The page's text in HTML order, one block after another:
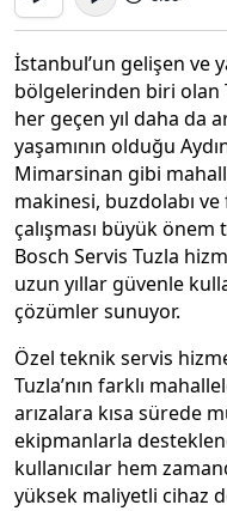
İstanbul’un gelişen ve
bölgelerinden biri olan
her geçen yıl daha da
yaşamının olduğu
Mimarsinan gibi
makinesi, buzdolabı ve
çalışması büyük önem
Bosch Servis Tuzla
uzun yıllar güvenle
çözümler sunuyor.
Özel teknik servis
Tuzla’nın farklı
arızalara kısa sürede
ekipmanlarla
kullanıcılar hem
yüksek maliyetli cihaz